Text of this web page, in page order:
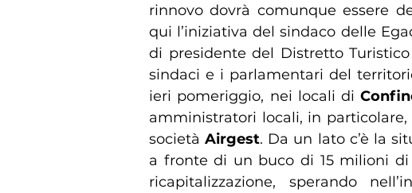
rinnovo dovrà comunque essere
qui l’iniziativa del sindaco delle
di presidente del Distretto
sindaci e i parlamentari del
ieri pomeriggio, nei locali di
amministratori locali, in
società Airgest. Da un lato c’è la
a fronte di un buco di 15 milioni
ricapitalizzazione, sperando